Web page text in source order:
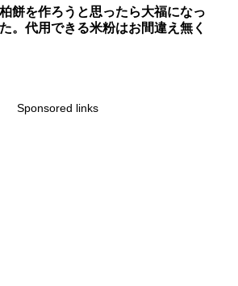
柏餅を作ろうと思ったら大福になっ
た。代用できる米粉はお間違え無く
Sponsored links